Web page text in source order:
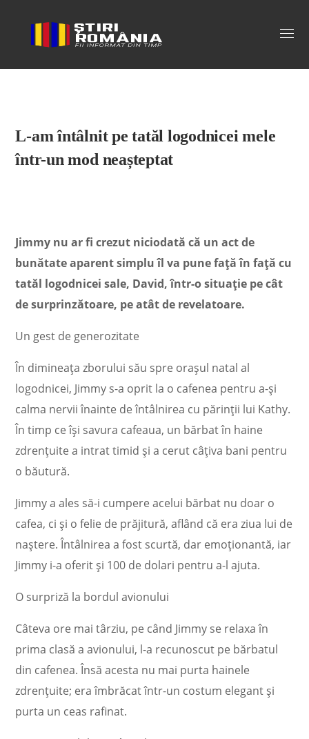
Stiri Romania
L-am întâlnit pe tatăl logodnicei mele
într-un mod neașteptat
Jimmy nu ar fi crezut niciodată că un act de
bunătate aparent simplu îl va pune față în față cu
tatăl logodnicei sale, David, într-o situație pe cât
de surprinzătoare, pe atât de revelatoare.
Un gest de generozitate
În dimineața zborului său spre orașul natal al
logodnicei, Jimmy s-a oprit la o cafenea pentru a-și
calma nervii înainte de întâlnirea cu părinții lui Kathy.
În timp ce își savura cafeaua, un bărbat în haine
zdrențuite a intrat timid și a cerut câțiva bani pentru
o băutură.
Jimmy a ales să-i cumpere acelui bărbat nu doar o
cafea, ci și o felie de prăjitură, aflând că era ziua lui de
naștere. Întâlnirea a fost scurtă, dar emoționantă, iar
Jimmy i-a oferit și 100 de dolari pentru a-l ajuta.
O surpriză la bordul avionului
Câteva ore mai târziu, pe când Jimmy se relaxa în
prima clasă a avionului, l-a recunoscut pe bărbatul
din cafenea. Însă acesta nu mai purta hainele
zdrențuite; era îmbrăcat într-un costum elegant și
purta un ceas rafinat.